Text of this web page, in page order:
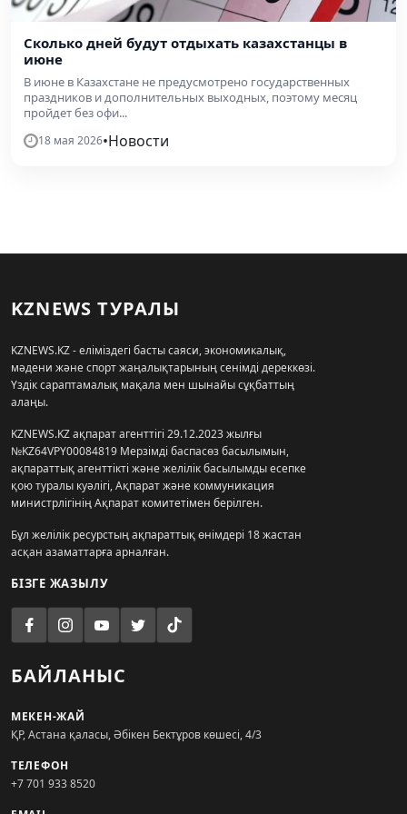
Сколько дней будут отдыхать казахстанцы в
июне
В июне в Казахстане не предусмотрено государственных
праздников и дополнительных выходных, поэтому месяц
пройдет без офи...
18 мая 2026•Новости
KZNEWS ТУРАЛЫ
KZNEWS.KZ - еліміздегі басты саяси, экономикалық,
мәдени және спорт жаңалықтарының сенімді дереккөзі.
Үздік сараптамалық мақала мен шынайы сұқбаттың
алаңы.
KZNEWS.KZ ақпарат агенттігі 29.12.2023 жылғы
№KZ64VPY00084819 Мерзімді баспасөз басылымын,
ақпараттық агенттікті және желілік басылымды есепке
қою туралы куәлігі, Ақпарат және коммуникация
министрлігінің Ақпарат комитетімен берілген.
Бұл желілік ресурстың ақпараттық өнімдері 18 жастан
асқан азаматтарға арналған.
БІЗГЕ ЖАЗЫЛУ
БАЙЛАНЫС
МЕКЕН-ЖАЙ
ҚР, Астана қаласы, Әбікен Бектұров көшесі, 4/3
ТЕЛЕФОН
+7 701 933 8520